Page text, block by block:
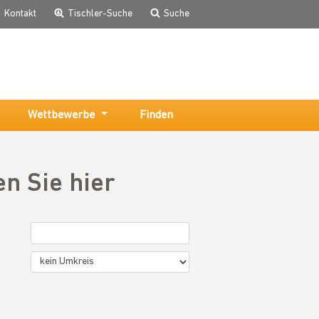
Kontakt Tischler-Suche Suche
Wettbewerbe Finden
Sie hier